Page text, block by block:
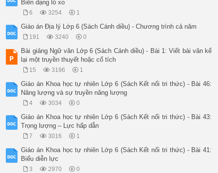
Biến dạng lò xo
6 3254 1
Giáo án Địa lý Lớp 6 (Sách Cánh diều) - Chương trình cả năm
191 3240 0
Bài giảng Ngữ văn Lớp 6 (Sách Cánh diều) - Bài 1: Viết bài văn kể
lại một truyền thuyết hoặc cổ tích
15 3196 1
Giáo án Khoa học tự nhiên Lớp 6 (Sách Kết nối tri thức) - Bài 46:
Năng lượng và sự truyền năng lượng
4 3034 0
Giáo án Khoa học tự nhiên Lớp 6 (Sách Kết nối tri thức) - Bài 43:
Trọng lượng – Lực hấp dẫn
7 3016 1
Giáo án Khoa học tự nhiên Lớp 6 (Sách Kết nối tri thức) - Bài 41:
Biểu diễn lực
3 2970 0